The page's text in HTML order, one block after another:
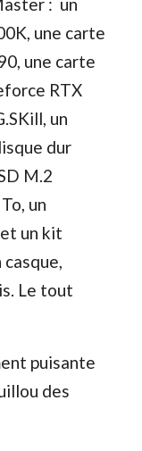
une carte
une carte
RTX
un
dur
M.2
un
un kit
casque,
Le tout
puisante
des